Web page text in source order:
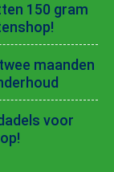
150 gram
maanden
voor